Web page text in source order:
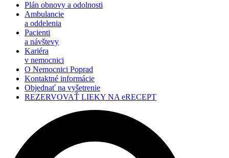
Plán obnovy a odolnosti
Ambulancie
a oddelenia
Pacienti
a návštevy
Kariéra
v nemocnici
O Nemocnici Poprad
Kontaktné informácie
Objednať na vyšetrenie
REZERVOVAŤ LIEKY NA eRECEPT